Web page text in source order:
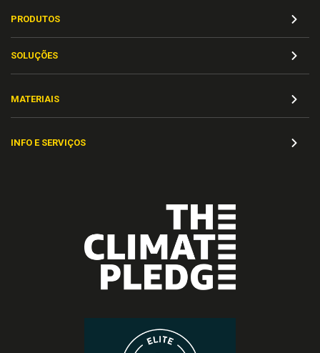
PRODUTOS
SOLUÇÕES
MATERIAIS
INFO E SERVIÇOS